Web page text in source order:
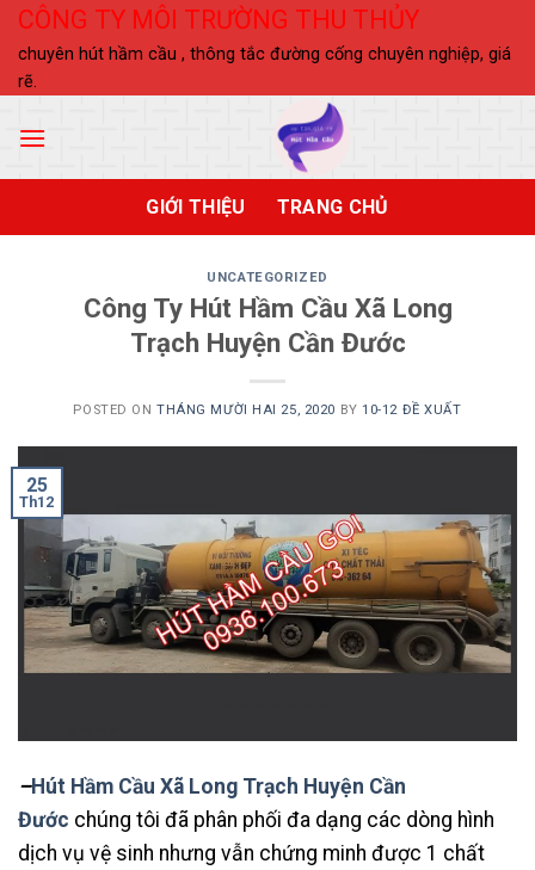
Skip
content
CÔNG TY MÔI TRƯỜNG THU THỦY
chuyên hút hầm cầu , thông tắc đường cống chuyên nghiệp, giá
rẽ.
GIỚI THIỆU TRANG CHỦ
UNCATEGORIZED
Công Ty Hút Hầm Cầu Xã Long
Trạch Huyện Cần Đước
POSTED ONTHÁNG MƯỜI HAI 25, 2020 BY10-12 ĐỀ XUẤT
25
Th12
–Hút Hầm Cầu Xã Long Trạch Huyện Cần
Đước chúng tôi đã phân phối đa dạng các dòng hình
dịch vụ vệ sinh nhưng vẫn chứng minh được 1 chất